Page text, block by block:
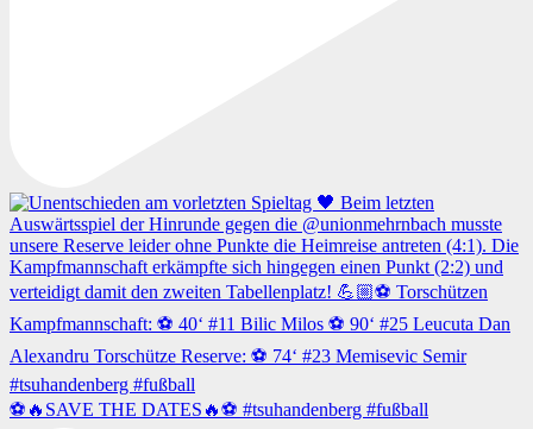
⚽️🔥SAVE THE DATES🔥⚽️ #tsuhandenberg #fußball